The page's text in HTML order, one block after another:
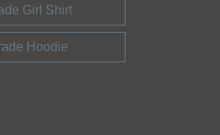
Girl Shirt
Hoodie